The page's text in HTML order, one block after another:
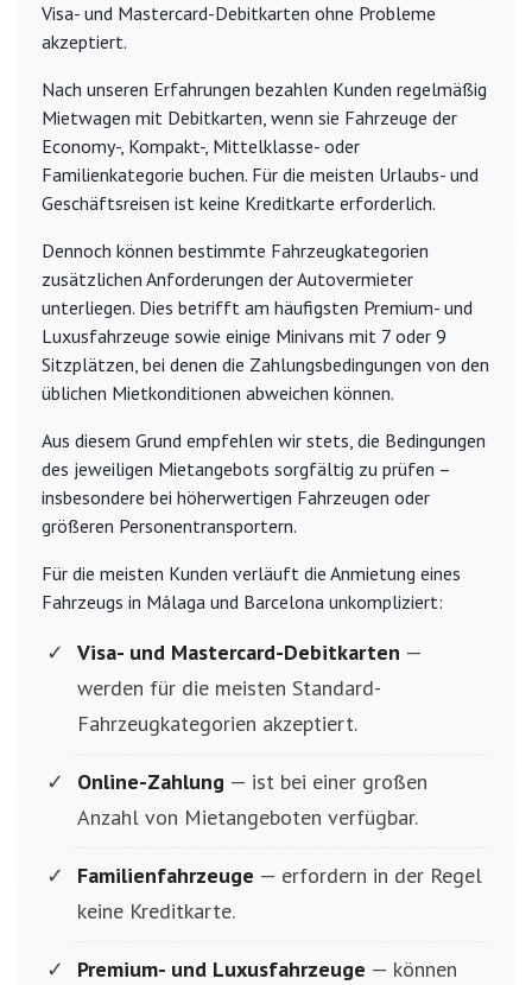
Visa- und Mastercard-Debitkarten ohne Probleme
akzeptiert.
Nach unseren Erfahrungen bezahlen Kunden regelmäßig
Mietwagen mit Debitkarten, wenn sie Fahrzeuge der
Economy-, Kompakt-, Mittelklasse- oder
Familienkategorie buchen. Für die meisten Urlaubs- und
Geschäftsreisen ist keine Kreditkarte erforderlich.
Dennoch können bestimmte Fahrzeugkategorien
zusätzlichen Anforderungen der Autovermieter
unterliegen. Dies betrifft am häufigsten Premium- und
Luxusfahrzeuge sowie einige Minivans mit 7 oder 9
Sitzplätzen, bei denen die Zahlungsbedingungen von den
üblichen Mietkonditionen abweichen können.
Aus diesem Grund empfehlen wir stets, die Bedingungen
des jeweiligen Mietangebots sorgfältig zu prüfen –
insbesondere bei höherwertigen Fahrzeugen oder
größeren Personentransportern.
Für die meisten Kunden verläuft die Anmietung eines
Fahrzeugs in Málaga und Barcelona unkompliziert:
Visa- und Mastercard-Debitkarten —
werden für die meisten Standard-
Fahrzeugkategorien akzeptiert.
Online-Zahlung — ist bei einer großen
Anzahl von Mietangeboten verfügbar.
Familienfahrzeuge — erfordern in der Regel
keine Kreditkarte.
Premium- und Luxusfahrzeuge — können